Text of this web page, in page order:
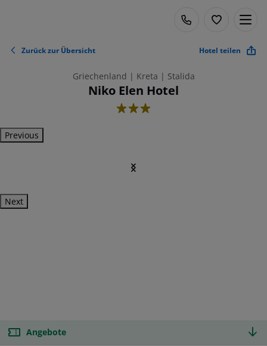
Zurück zur Übersicht Hotel teilen
Griechenland | Kreta | Stalida
Niko Elen Hotel
3
Previous
Next
Angebote